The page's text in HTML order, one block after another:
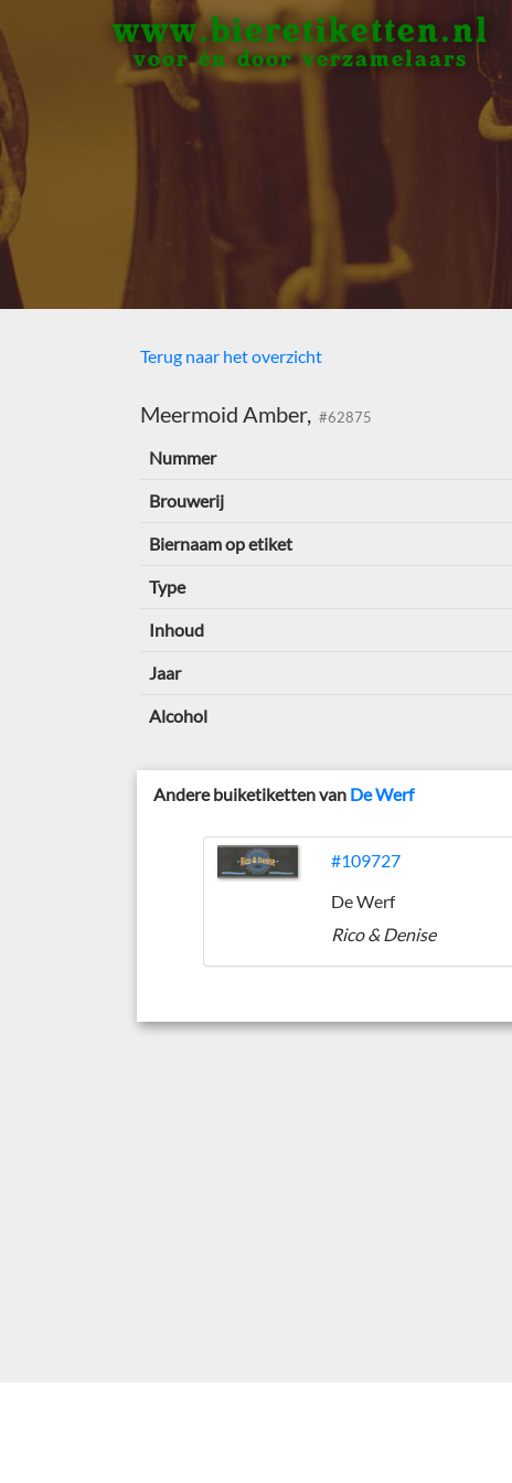
www.bieretiketten.nl
voor én door verzamelaars
Terug naar het overzicht
Meermoid Amber, #62875
Nummer
Brouwerij
Biernaam op etiket
Type
Inhoud
Jaar
Alcohol
Andere buiketiketten van De Werf
#109727
De Werf
Rico & Denise